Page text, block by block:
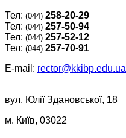
Тел: (044) 258-20-29
Тел: (044) 257-50-94
Тел: (044) 257-52-12
Тел: (044) 257-70-91
E-mail: rector@kkibp.edu.ua
вул. Юлії Здановської, 18
м. Київ, 03022